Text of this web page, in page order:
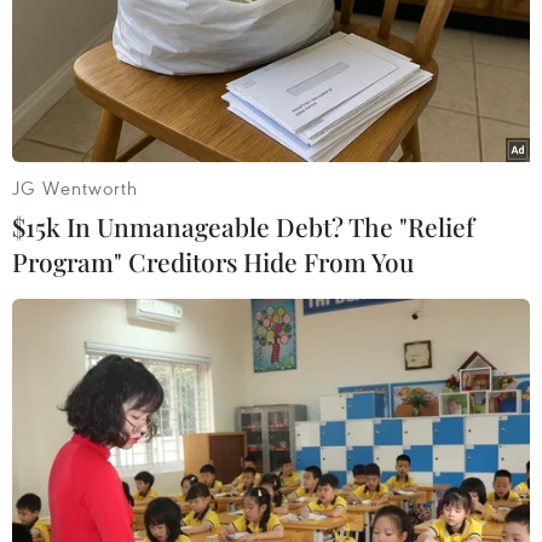
TIN LIÊN QUAN
Mỹ, Iran bất ngờ tổ chức vòng đàm phán
JG Wentworth
$15k In Unmanageable Debt? The "Relief
Program" Creditors Hide From You